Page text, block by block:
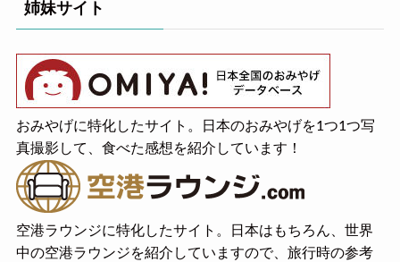
姉妹サイト
おみやげに特化したサイト。日本のおみやげを1つ1つ写
真撮影して、食べた感想を紹介しています！
空港ラウンジに特化したサイト。日本はもちろん、世界
中の空港ラウンジを紹介していますので、旅行時の参考